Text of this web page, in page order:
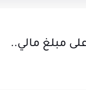
مبلغ مالي..